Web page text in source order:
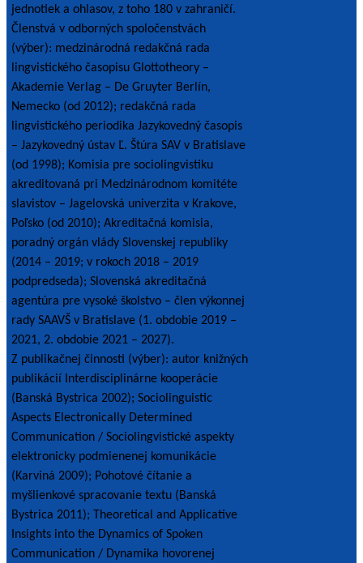
jednotiek a ohlasov, z toho 180 v zahraničí.
Členstvá v odborných spoločenstvách
(výber): medzinárodná redakčná rada
lingvistického časopisu Glottotheory –
Akademie Verlag – De Gruyter Berlín,
Nemecko (od 2012); redakčná rada
lingvistického periodika Jazykovedný časopis
– Jazykovedný ústav Ľ. Štúra SAV v Bratislave
(od 1998); Komisia pre sociolingvistiku
akreditovaná pri Medzinárodnom komitéte
slavistov – Jagelovská univerzita v Krakove,
Poľsko (od 2010); Akreditačná komisia,
poradný orgán vlády Slovenskej republiky
(2014 – 2019; v rokoch 2018 – 2019
podpredseda); Slovenská akreditačná
agentúra pre vysoké školstvo – člen výkonnej
rady SAAVŠ v Bratislave (1. obdobie 2019 –
2021, 2. obdobie 2021 – 2027).
Z publikačnej činnosti (výber): autor knižných
publikácií Interdisciplinárne kooperácie
(Banská Bystrica 2002); Sociolinguistic
Aspects Electronically Determined
Communication / Sociolingvistické aspekty
elektronicky podmienenej komunikácie
(Karviná 2009); Pohotové čítanie a
myšlienkové spracovanie textu (Banská
Bystrica 2011); Theoretical and Applicative
Insights into the Dynamics of Spoken
Communication / Dynamika hovorenej